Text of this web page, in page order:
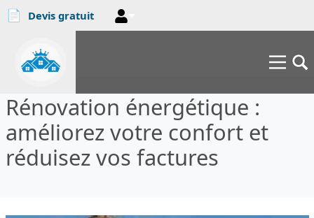
📄 Devis gratuit
Rénovation énergétique :
améliorez votre confort et
réduisez vos factures